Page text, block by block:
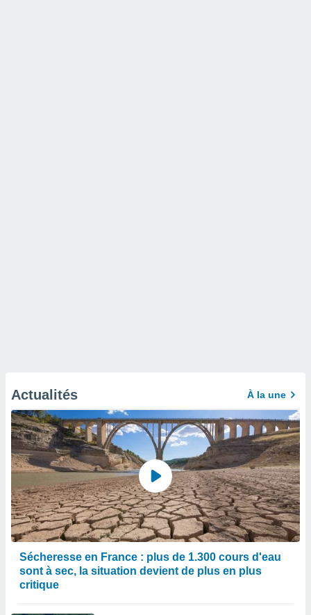
Actualités À la une
Sécheresse en France : plus de 1.300 cours d'eau
sont à sec, la situation devient de plus en plus
critique